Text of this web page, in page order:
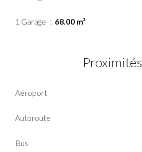
1 Garage 68.00 m²
Proximités
Aéroport
Autoroute
Bus